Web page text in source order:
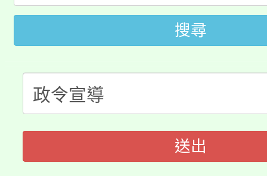
代理(課)教師甄選結果(
轉知中國文化大學推廣
《TA101》溝通分析基
程，歡迎學生輔導中心
心理、諮商輔導、社會
系所師生報名參加。
轉知苗栗縣政府辦理
縣市「校園短影音徵選
門員」簡章及活動海報
踴躍報名參加。
桃園市115學年度學生
要點
「桃園市補助參觀特色
展演活動實施計畫」
115年度「教育部表揚
義教育推展貢獻獎」
搜尋
送出